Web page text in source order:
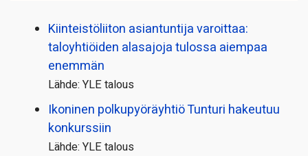
Kiinteistö­liiton asiantuntija varoittaa:
taloyhtiöiden alasajoja tulossa aiempaa
enemmän
Lähde: YLE talous
Ikoninen polkupyörä­yhtiö Tunturi hakeutuu
konkurssiin
Lähde: YLE talous